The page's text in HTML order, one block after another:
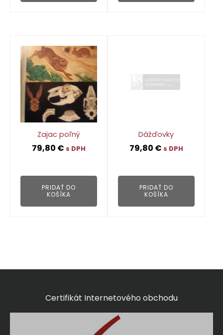
Zajac poľný
79,80 € s DPH
PRIDAŤ DO
KOŠÍKA
Dážďovky
79,80 € s DPH
PRIDAŤ DO
KOŠÍKA
Certifikát Internetového obchodu